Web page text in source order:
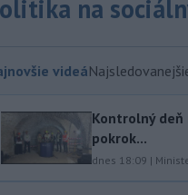
na
videá
Kontrolný
pokrok...
dnes 18:09 |